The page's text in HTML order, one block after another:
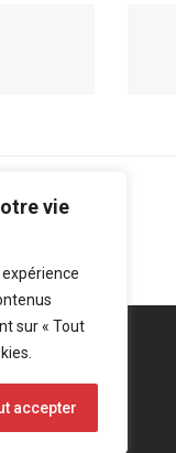
vie
sur « Tout
accepter